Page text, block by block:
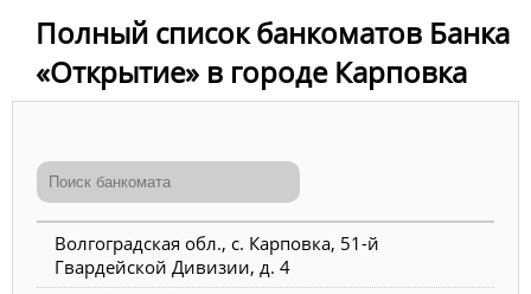
Полный список банкоматов Банка
«Открытие» в городе Карповка
Волгоградская обл., с. Карповка, 51-й
Гвардейской Дивизии, д. 4